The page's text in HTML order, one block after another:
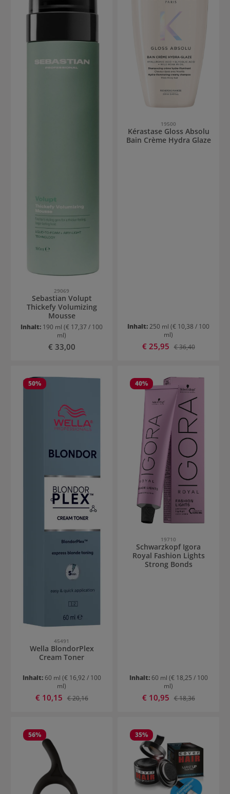
29069
Sebastian Volupt
Thickefy Volumizing
Mousse
Inhalt: 190 ml (€ 17,37 / 100
ml)
Regulärer Preis:
€ 33,00
19500
Kérastase Gloss Absolu
Bain Crème Hydra Glaze
Inhalt:250 ml (€ 10,38 / 100
ml)
Verkaufspreis:
€ 25,95 Regulärer Preis:
€ 36,40
50%
45491
Wella BlondorPlex
Cream Toner
Inhalt: 60 ml (€ 16,92 / 100
ml)
Verkaufspreis:
€ 10,15 Regulärer Preis:
€ 20,16
40%
19710
Schwarzkopf Igora
Royal Fashion Lights
Strong Bonds
Inhalt: 60 ml (€ 18,25 / 100
ml)
Verkaufspreis:
€ 10,95 Regulärer Preis:
€ 18,36
56% 35%